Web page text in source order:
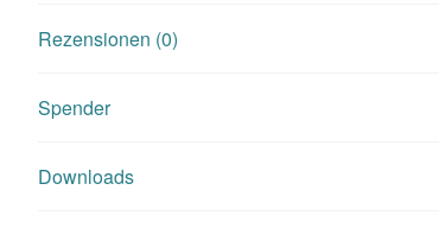
Rezensionen (0)
Spender
Downloads